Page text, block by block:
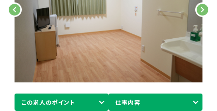
この求人のポイント 仕事内容